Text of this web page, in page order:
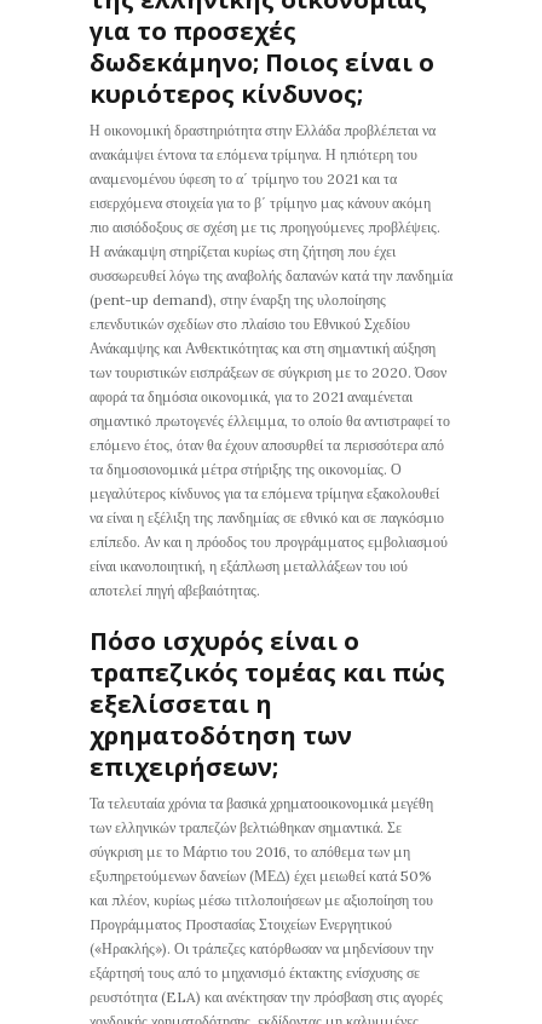
για το προσεχές
δωδεκάμηνο; Ποιος είναι ο
κυριότερος κίνδυνος;
Η οικονομική δραστηριότητα στην Ελλάδα προβλέπεται να
ανακάμψει έντονα τα επόμενα τρίμηνα. Η ηπιότερη του
αναμενομένου ύφεση το α΄ τρίμηνο του 2021 και τα
εισερχόμενα στοιχεία για το β΄ τρίμηνο μας κάνουν ακόμη
πιο αισιόδοξους σε σχέση με τις προηγούμενες προβλέψεις.
Η ανάκαμψη στηρίζεται κυρίως στη ζήτηση που έχει
συσσωρευθεί λόγω της αναβολής δαπανών κατά την πανδημία
(pent-up demand), στην έναρξη της υλοποίησης
επενδυτικών σχεδίων στο πλαίσιο του Εθνικού Σχεδίου
Ανάκαμψης και Ανθεκτικότητας και στη σημαντική αύξηση
των τουριστικών εισπράξεων σε σύγκριση με το 2020. Όσον
αφορά τα δημόσια οικονομικά, για το 2021 αναμένεται
σημαντικό πρωτογενές έλλειμμα, το οποίο θα αντιστραφεί το
επόμενο έτος, όταν θα έχουν αποσυρθεί τα περισσότερα από
τα δημοσιονομικά μέτρα στήριξης της οικονομίας. Ο
μεγαλύτερος κίνδυνος για τα επόμενα τρίμηνα εξακολουθεί
να είναι η εξέλιξη της πανδημίας σε εθνικό και σε παγκόσμιο
επίπεδο. Αν και η πρόοδος του προγράμματος εμβολιασμού
είναι ικανοποιητική, η εξάπλωση μεταλλάξεων του ιού
αποτελεί πηγή αβεβαιότητας.
Πόσο ισχυρός είναι ο
τραπεζικός τομέας και πώς
εξελίσσεται η
χρηματοδότηση των
επιχειρήσεων;
Τα τελευταία χρόνια τα βασικά χρηματοοικονομικά μεγέθη
των ελληνικών τραπεζών βελτιώθηκαν σημαντικά. Σε
σύγκριση με το Μάρτιο του 2016, το απόθεμα των μη
εξυπηρετούμενων δανείων (ΜΕΔ) έχει μειωθεί κατά 50%
και πλέον, κυρίως μέσω τιτλοποιήσεων με αξιοποίηση του
Προγράμματος Προστασίας Στοιχείων Ενεργητικού
(«Ηρακλής»). Οι τράπεζες κατόρθωσαν να μηδενίσουν την
εξάρτησή τους από το μηχανισμό έκτακτης ενίσχυσης σε
ρευστότητα (ELA) και ανέκτησαν την πρόσβαση στις αγορές